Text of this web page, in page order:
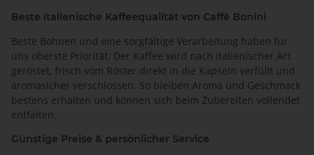
Beste italienische Kaffeequalität von Caffè Bonini
Beste Bohnen und eine sorgfältige Verarbeitung haben für
uns oberste Priorität. Der Kaffee wird nach italienischer Art
geröstet, frisch vom Röster direkt in die Kapseln verfüllt und
aromasicher verschlossen. So bleiben Aroma und Geschmack
bestens erhalten und können sich beim Zubereiten vollendet
entfalten.
Günstige Preise & persönlicher Service